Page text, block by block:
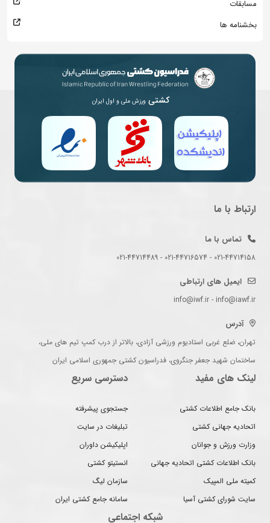
مسابقات
بخشنامه ها
کشتی ورزش ملی و اول ایران
ارتباط با ما
تماس با ما
021-44714158 - 021-44716574 - 021-44714489
ایمیل های ارتباطی
info@iwf.ir - info@iawf.ir
آدرس
تهران، ضلع غربی استادیوم ورزشی آزادی، بالاتر از درب کمپ تیم های ملی،
ساختمان شهید جعفر جنگروی، فدراسیون کشتی جمهوری اسلامی ایران
لینک های مفید
بانک جامع اطلاعات کشتی
اتحادیه جهانی کشتی
وزارت ورزش و جوانان
بانک اطلاعات کشتی اتحادیه جهانی
کمیته ملی المپیک
سایت شورای کشتی آسیا
دسترسی سریع
جستجوی پیشرفته
تبلیغات در سایت
اپلیکیشن داوران
انستیتو کشتی
سازمان لیگ
سامانه جامع کشتی ایران
شبکه اجتماعی